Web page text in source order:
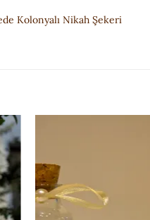
Kolonyalı Nikah Şekeri